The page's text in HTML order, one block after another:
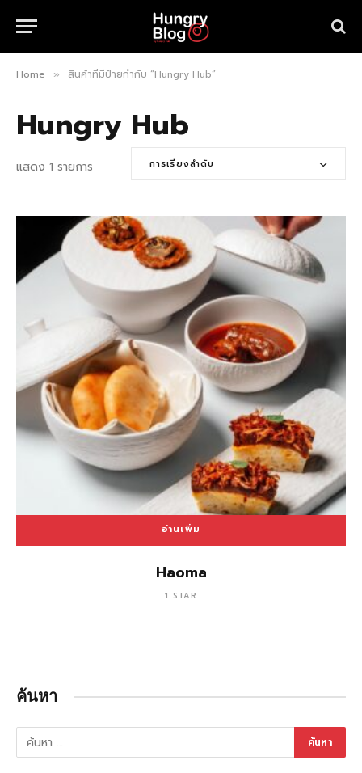
Home » สินค้าที่มีป้ายกำกับ “Hungry Hub”
Hungry Hub
แสดง 1 รายการ การเรียงลำดับ
อ่านเพิ่ม
Haoma
1 STAR
ค้นหา